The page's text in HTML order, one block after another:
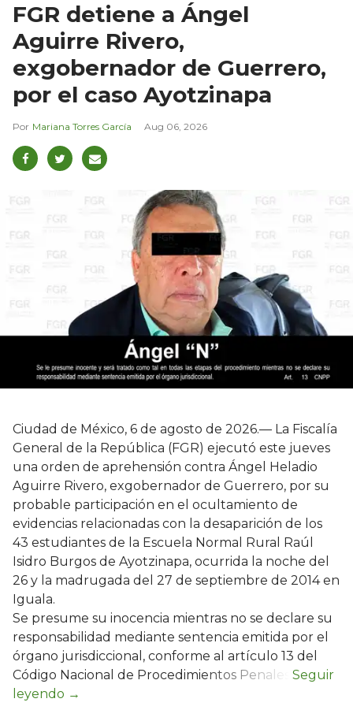
FGR detiene a Ángel
Aguirre Rivero,
exgobernador de Guerrero,
por el caso Ayotzinapa
Mariana Torres García Aug 06, 2026
Ciudad de México, 6 de agosto de 2026.— La Fiscalía
General de la República (FGR) ejecutó este jueves
una orden de aprehensión contra Ángel Heladio
Aguirre Rivero, exgobernador de Guerrero, por su
probable participación en el ocultamiento de
evidencias relacionadas con la desaparición de los
43 estudiantes de la Escuela Normal Rural Raúl
Isidro Burgos de Ayotzinapa, ocurrida la noche del
26 y la madrugada del 27 de septiembre de 2014 en
Iguala.
Se presume su inocencia mientras no se declare su
responsabilidad mediante sentencia emitida por el
órgano jurisdiccional, conforme al artículo 13 del
Código Nacional de Procedimientos Penales.